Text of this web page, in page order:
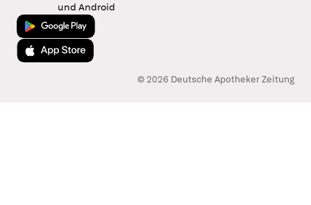
und Android
Jetzt bei Google Play
Laden im App Store
© 2026 Deutsche Apotheker Zeitung